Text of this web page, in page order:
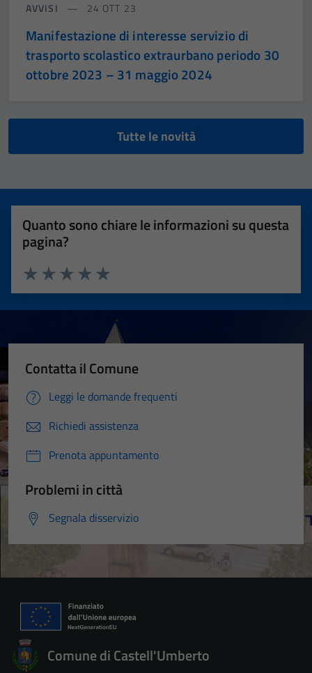
AVVISI 24 OTT 23
Manifestazione di interesse servizio di
trasporto scolastico extraurbano periodo 30
ottobre 2023 – 31 maggio 2024
Tutte le novità
Quanto sono chiare le informazioni su questa
pagina?
Valuta 5 stelle su 5
Valuta 4 stelle su 5
Valuta 3 stelle su 5
Valuta 2 stelle su 5
Valuta 1 stelle su 5
Contatta il Comune
Leggi le domande frequenti
Richiedi assistenza
Prenota appuntamento
Problemi in città
Segnala disservizio
Comune di Castell'Umberto